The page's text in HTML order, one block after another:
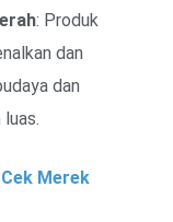
: Produk
dan
dan
Merek